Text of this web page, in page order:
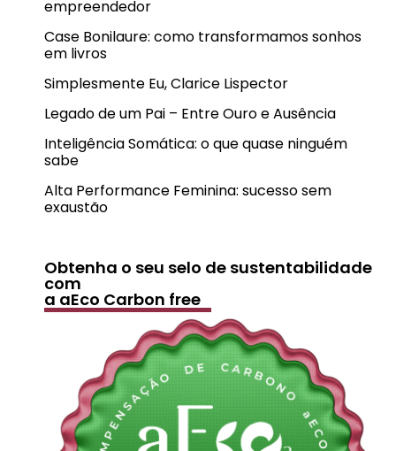
empreendedor
Case Bonilaure: como transformamos sonhos
em livros
Simplesmente Eu, Clarice Lispector
Legado de um Pai – Entre Ouro e Ausência
Inteligência Somática: o que quase ninguém
sabe
Alta Performance Feminina: sucesso sem
exaustão
Obtenha o seu selo de sustentabilidade
com
a aEco Carbon free